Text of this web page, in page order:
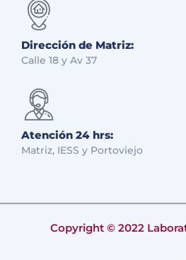
Dirección de Matriz:
Calle 18 y Av 37
Atención 24 hrs:
Matriz, IESS y Portoviejo
Copyright © 2022